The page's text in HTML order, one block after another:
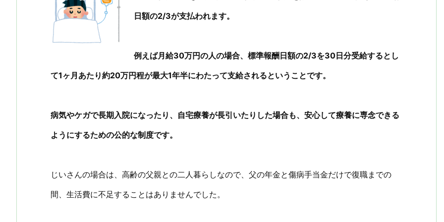
日額の2/3が支払われます。
例えば月給30万円の人の場合、標準報酬日額の2/3を30日分受給するとし
て1ヶ月あたり約20万円程が最大1年半にわたって支給されるということです。
病気やケガで長期入院になったり、自宅療養が長引いたりした場合も、安心して療養に専念できる
ようにするための公的な制度です。
じいさんの場合は、高齢の父親との二人暮らしなので、父の年金と傷病手当金だけで復職までの
間、生活費に不足することはありませんでした。